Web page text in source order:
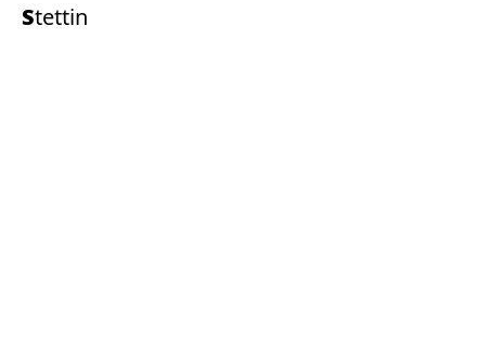
Stettin